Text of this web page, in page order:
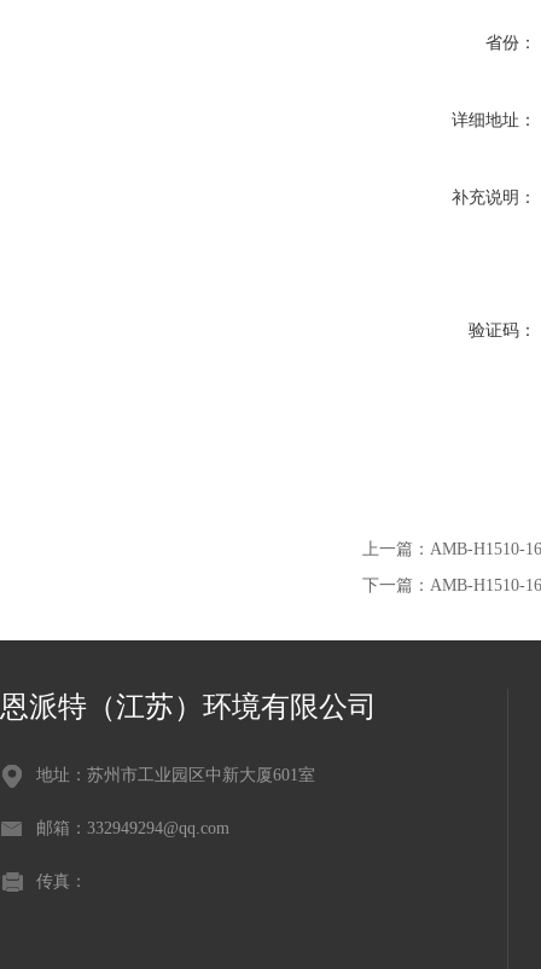
省份：
详细地址：
补充说明：
验证码：
上一篇： AMB-H1510-
下一篇： AMB-H1510-
恩派特（江苏）环境有限公司
地址：苏州市工业园区中新大厦601室
邮箱：332949294@qq.com
传真：